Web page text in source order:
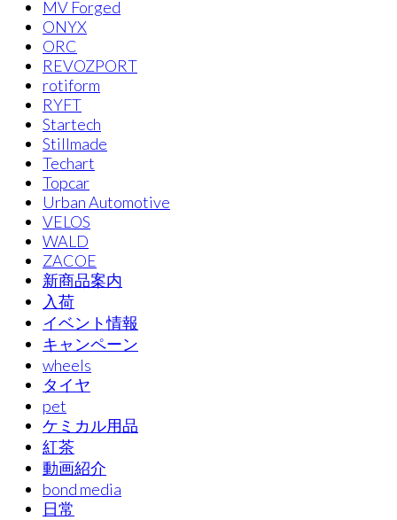
MV Forged
ONYX
ORC
REVOZPORT
rotiform
RYFT
Startech
Stillmade
Techart
Topcar
Urban Automotive
VELOS
WALD
ZACOE
新商品案内
入荷
イベント情報
キャンペーン
wheels
タイヤ
pet
ケミカル用品
紅茶
動画紹介
bond media
日常